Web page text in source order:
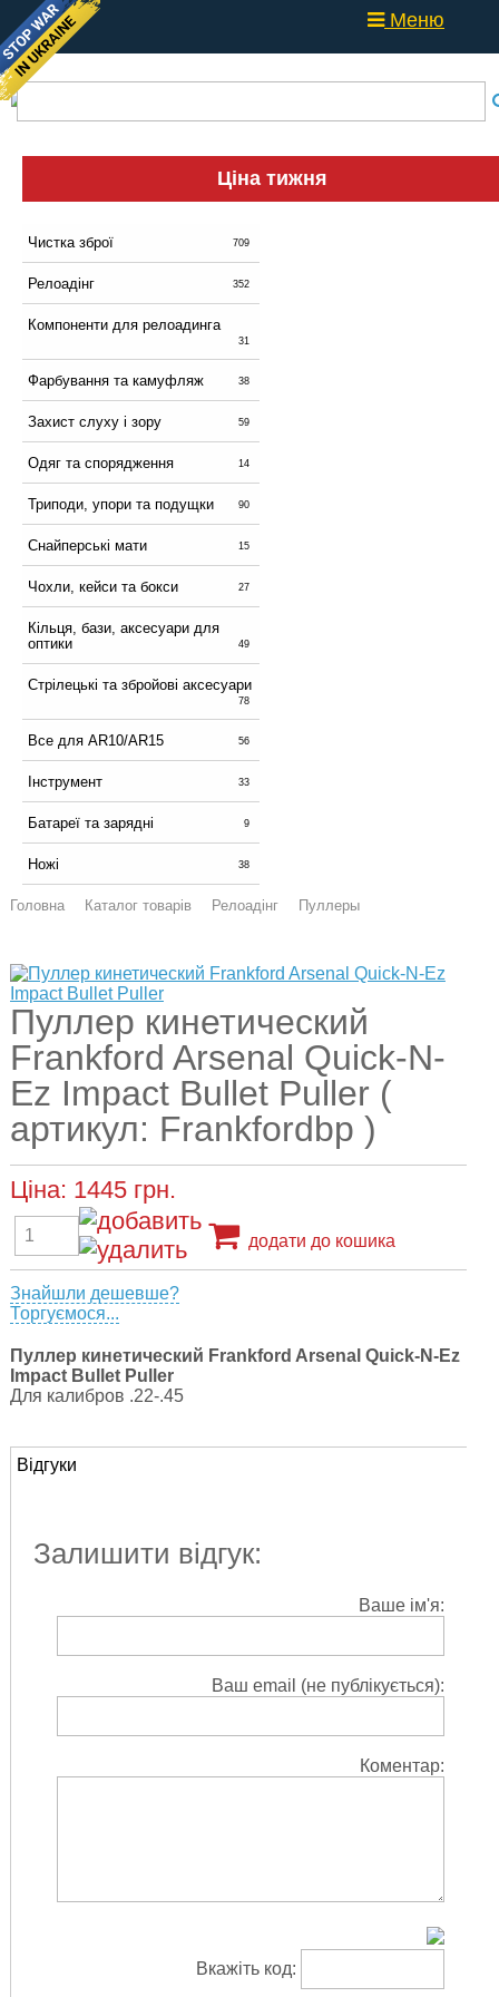
Меню
Ціна тижня
Чистка зброї 709
Релоадінг 352
Компоненти для релоадинга
31
Фарбування та камуфляж 38
Захист слуху і зору 59
Одяг та спорядження 14
Триподи, упори та подущки 90
Снайперські мати 15
Чохли, кейси та бокси 27
Кільця, бази, аксесуари для
оптики
49
Стрілецькі та збройові аксесуари
78
Все для AR10/AR15 56
Інструмент 33
Батареї та зарядні 9
Ножі 38
Головна Каталог товарів Релоадінг Пуллеры
Пуллер кинетический
Frankford Arsenal Quick-N-
Ez Impact Bullet Puller (
артикул: Frankfordbp )
Ціна: 1445 грн.
додати до кошика
Знайшли дешевше?
Торгуємося...
Пуллер кинетический Frankford Arsenal Quick-N-Ez
Impact Bullet Puller
Для калибров .22-.45
Відгуки
Залишити відгук:
Ваше ім'я:
Ваш email (не публікується):
Коментар:
Вкажіть код: